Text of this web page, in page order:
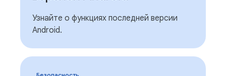
Узнайте о функциях последней версии
Android.